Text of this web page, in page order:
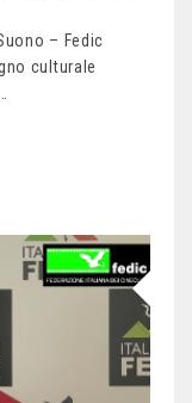
– Fedic
culturale